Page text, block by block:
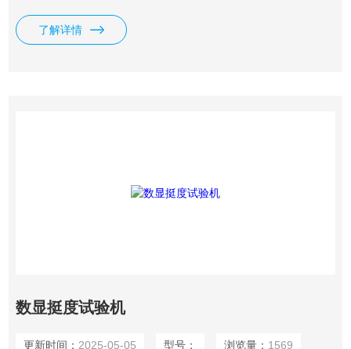
由端，当试样到一定弯曲角时的抗力即为变曲挺度，其单位为
mN；或抗力与试验长度的积，单位为mN.m。
了解详情
数显挺度试验机
更新时间： 2025-05-05 型号： 浏览量： 1569